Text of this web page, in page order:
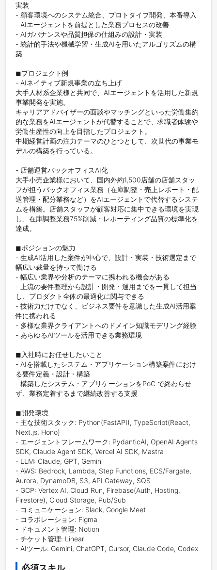
実装
- 顧客環境へのシステム統合、プロトタイプ開発、本番導入
- AIエージェントを前提とした業務プロセスの改善
- AIガバナンスや品質担保の仕組みの設計・実装
- 統計的手法や機械学習・生成AIを用いたアルゴリズムの構
築
◼︎プロジェクト例
- AIネイティブ新規事業の立ち上げ
大手人材系企業様と共同で、AIエージェントを活用した新規
事業開発を実施。
キャリアアドバイザーの面談やマッチングといった労働集約
的な業務をAIエージェントが代替することで、求職者体験や
労働生産性の向上を目指したプロジェクト。
中期経営計画の注力テーマのひとつとして、次世代の事業モ
デルの構築を行っている。
- 店舗運営バックオフィスAI化
大手小売企業様において、国内外約1,500店舗の店舗スタッ
フが担うバックオフィス業務（在庫調整・売上レポート・配
送管理・配分業務など）をAIエージェントで代替するシステ
ムを構築。店舗スタッフが顧客対応に集中できる環境を実現
し、在庫調整業務75%削減・レポーティング品質の標準化を
達成。
◼︎ポジションの魅力
- 生成AI活用した案件が中心で、設計・実装・技術選定まで
幅広い裁量を持って働ける
- 幅広い業界や分析のテーマに携われる機会がある
- 上流の要件整理から設計・開発・運用までを一貫して担当
し、プロダクト全体の最適化に関与できる
- 技術力だけでなく、ビジネス要件を意識した生成AI活用案
件に携われる
- 多様な業界クライアントへのドメイン知識モデリング経験
- あらゆるAIツールを活用できる業務環境
◼︎入社時にお任せしたいこと
- AIを搭載したシステム・アプリケーション構築案件におけ
る要件定義・設計・構築
- 構築したシステム・アプリケーションをPoC で終わらせ
ず、業務定着するまで継続改善する支援
◼︎開発環境
- 主な技術スタック: Python(FastAPI), TypeScript(React,
Next.js, Hono)
- エージェントフレームワーク: PydanticAI, OpenAI Agents
SDK, Claude Agent SDK, Vercel AI SDK, Mastra
- LLM: Claude, GPT, Gemini
- AWS: Bedrock, Lambda, Step Functions, ECS/Fargate,
Aurora, DynamoDB, S3, API Gateway, SQS
- GCP: Vertex AI, Cloud Run, Firebase(Auth, Hosting,
Firestore), Cloud Storage, Pub/Sub
- コミュニケーション: Slack, Google Meet
- コラボレーション: Figma
- ドキュメント管理: Notion
- チケット管理: Linear
- AIツール: Gemini, ChatGPT, Cursor, Claude Code, Codex
必須スキル